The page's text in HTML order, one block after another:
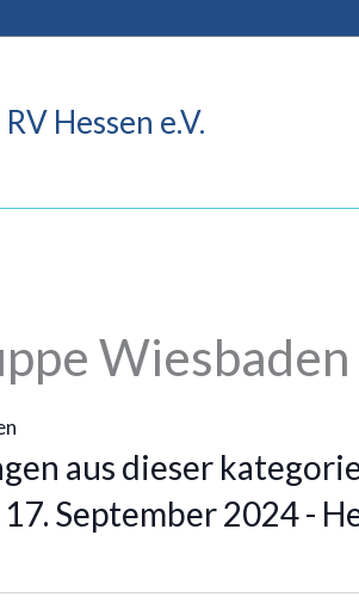
Hessen e.V.
Wiesbaden
aus dieser
17. September 2024 -